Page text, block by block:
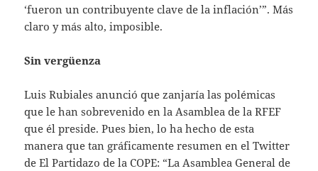
‘fueron un contribuyente clave de la inflación’”. Más
claro y más alto, imposible.
Sin vergüenza
Luis Rubiales anunció que zanjaría las polémicas
que le han sobrevenido en la Asamblea de la RFEF
que él preside. Pues bien, lo ha hecho de esta
manera que tan gráficamente resumen en el Twitter
de El Partidazo de la COPE: “La Asamblea General de